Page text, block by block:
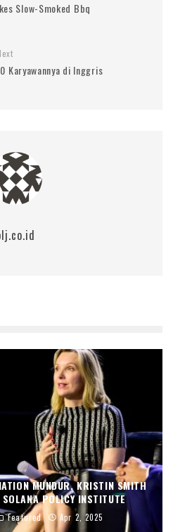
Slow-Smoked Bbq
Karyawannya di Inggris
MUNDUR, KRISTIN SMITH
SOLANA POLICY INSTITUTE
Featured Apr 2, 2025